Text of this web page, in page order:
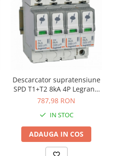
Descarcator supratensiune
SPD T1+T2 8kA 4P Legrand
412253
787,98 RON
IN STOC
ADAUGA IN COS